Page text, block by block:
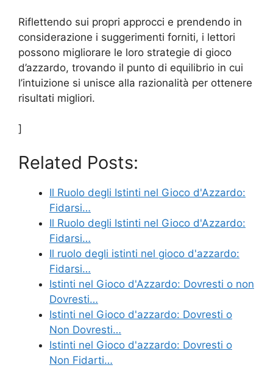
Riflettendo sui propri approcci e prendendo in
considerazione i suggerimenti forniti, i lettori
possono migliorare le loro strategie di gioco
d’azzardo, trovando il punto di equilibrio in cui
l’intuizione si unisce alla razionalità per ottenere
risultati migliori.
]
Related Posts:
Il Ruolo degli Istinti nel Gioco d'Azzardo:
Fidarsi…
Il Ruolo degli Istinti nel Gioco d'Azzardo:
Fidarsi…
Il ruolo degli istinti nel gioco d'azzardo:
Fidarsi…
Istinti nel Gioco d'Azzardo: Dovresti o non
Dovresti…
Istinti nel Gioco d'azzardo: Dovresti o
Non Dovresti…
Istinti nel Gioco d'azzardo: Dovresti o
Non Fidarti…